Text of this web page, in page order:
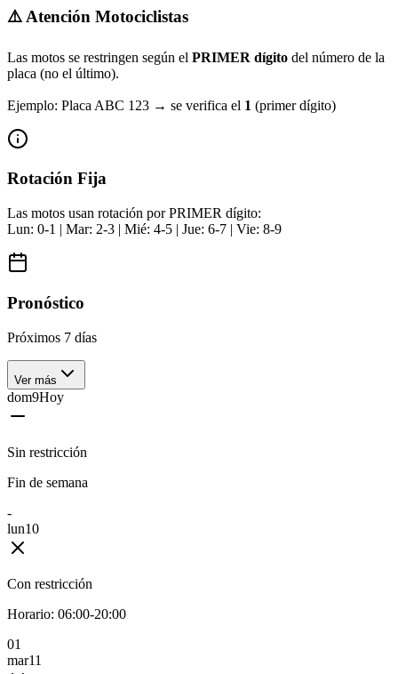
⚠️ Atención Motociclistas
Las motos se restringen según el PRIMER dígito del número de la
placa (no el último).
Ejemplo: Placa ABC 123 → se verifica el 1 (primer dígito)
Rotación Fija
Las motos usan rotación por PRIMER dígito:
Lun: 0-1 | Mar: 2-3 | Mié: 4-5 | Jue: 6-7 | Vie: 8-9
Pronóstico
Próximos 7 días
Ver más
dom9Hoy
Sin restricción
Fin de semana
-
lun10
Con restricción
Horario: 06:00-20:00
01
mar11